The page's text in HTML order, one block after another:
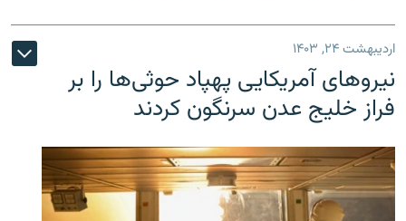
اردیبهشت ۲۴, ۱۴۰۳
نیروهای آمریکایی پهپاد حوثی‌ها را بر
فراز خلیج عدن سرنگون کردند